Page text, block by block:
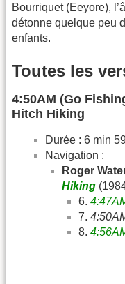
Bourriquet (Eeyore),
détonne quelque peu
enfants.
Toutes les
4:50AM (Go
Hitch Hiking
Durée : 6 min
Navigation :
Roger
Hiking
6.
7.
8.